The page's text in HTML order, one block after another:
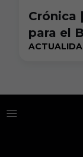
Crónica
para el